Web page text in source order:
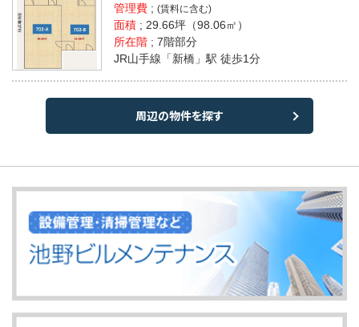
管理費 ; (賃料に含む)
面積 ; 29.66坪 （98.06㎡）
所在階 ; 7階部分
JR山手線「新橋」駅 徒歩1分
周辺の物件を探す